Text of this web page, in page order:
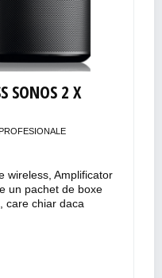
SONOS 2 X
wireless, Amplificator
un pachet de boxe
care chiar daca